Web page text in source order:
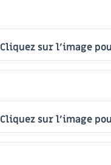
Cliquez sur l'image
Cliquez sur l'image